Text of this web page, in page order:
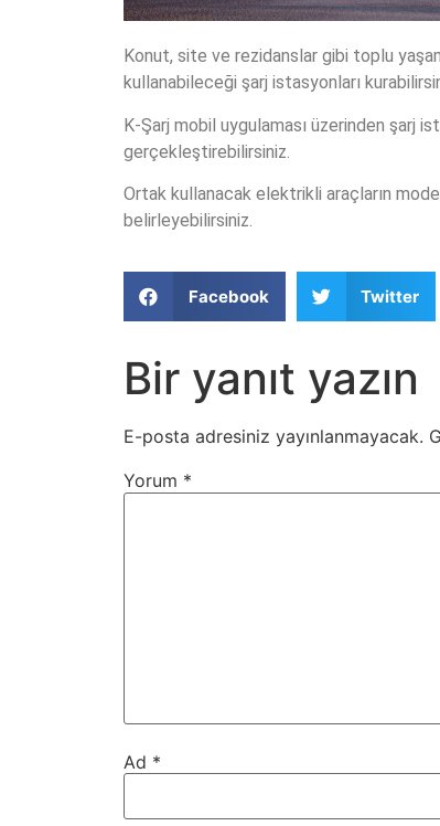
Konut, site ve rezidanslar gibi toplu
kullanabileceği şarj istasyonları
K-Şarj mobil uygulaması üzerinden şarj
gerçekleştirebilirsiniz.
Ortak kullanacak elektrikli araçların
belirleyebilirsiniz.
Facebook Twitter
Bir yanıt yazın
E-posta adresiniz yayınlanmayacak.
Yorum *
Ad *